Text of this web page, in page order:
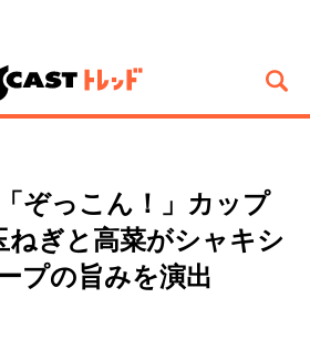
ぞっこん！」カップ
ぎと高菜がシャキシ
プの旨みを演出